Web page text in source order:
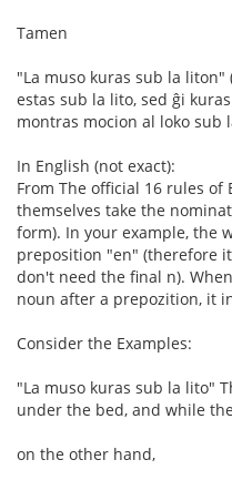
Tamen
"La muso kuras sub la
estas sub la lito, sed ĝi
montras mocion al loko sub
In English (not exact):
From The official 16 rules of
themselves take the
form). In your example, the
preposition "en" (therefore
don't need the final n).
noun after a prepozition, it
Consider the Examples:
"La muso kuras sub la lito"
under the bed, and while
on the other hand,